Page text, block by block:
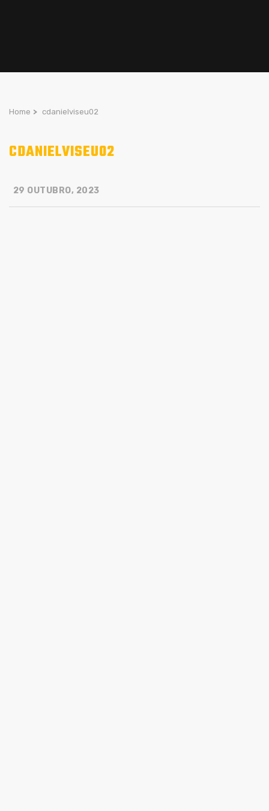
Home > cdanielviseu02
CDANIELVISEU02
29 OUTUBRO, 2023